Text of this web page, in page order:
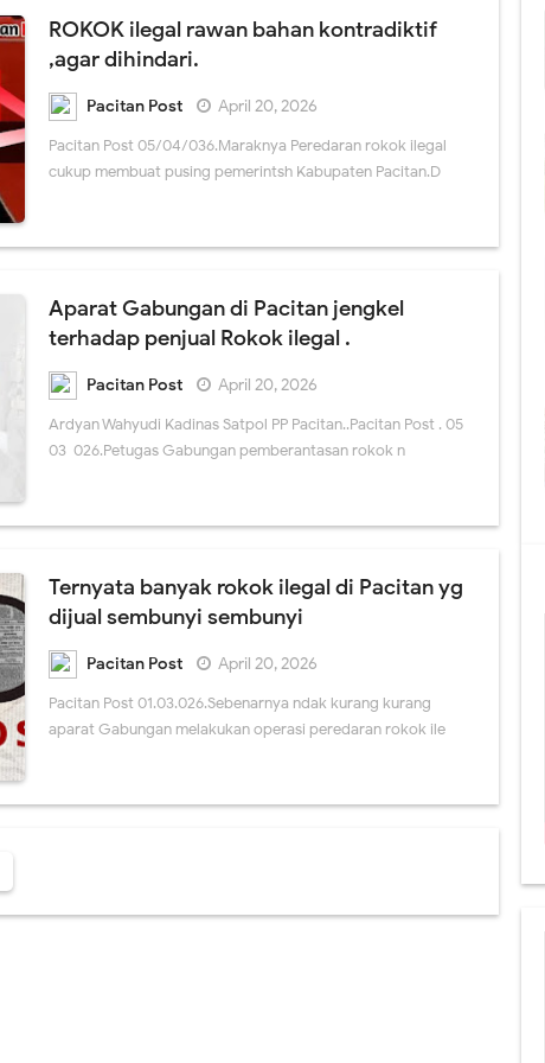
ROKOK ilegal rawan bahan kontradiktif
,agar dihindari.
Pacitan Post
April 20, 2026
Pacitan Post 05/04/036.Maraknya Peredaran rokok ilegal
cukup membuat pusing pemerintsh Kabupaten Pacitan.D
Aparat Gabungan di Pacitan jengkel
terhadap penjual Rokok ilegal .
Pacitan Post
April 20, 2026
Ardyan Wahyudi Kadinas Satpol PP Pacitan..Pacitan Post . 05-
03-026.Petugas Gabungan pemberantasan rokok n
Ternyata banyak rokok ilegal di Pacitan yg
dijual sembunyi sembunyi
Pacitan Post
April 20, 2026
Pacitan Post 01.03.026.Sebenarnya ndak kurang kurang
aparat Gabungan melakukan operasi peredaran rokok ile